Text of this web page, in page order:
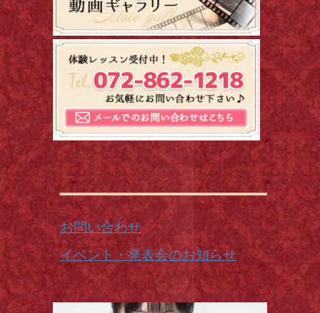
お問い合わせ
イベント・発表会のお知らせ